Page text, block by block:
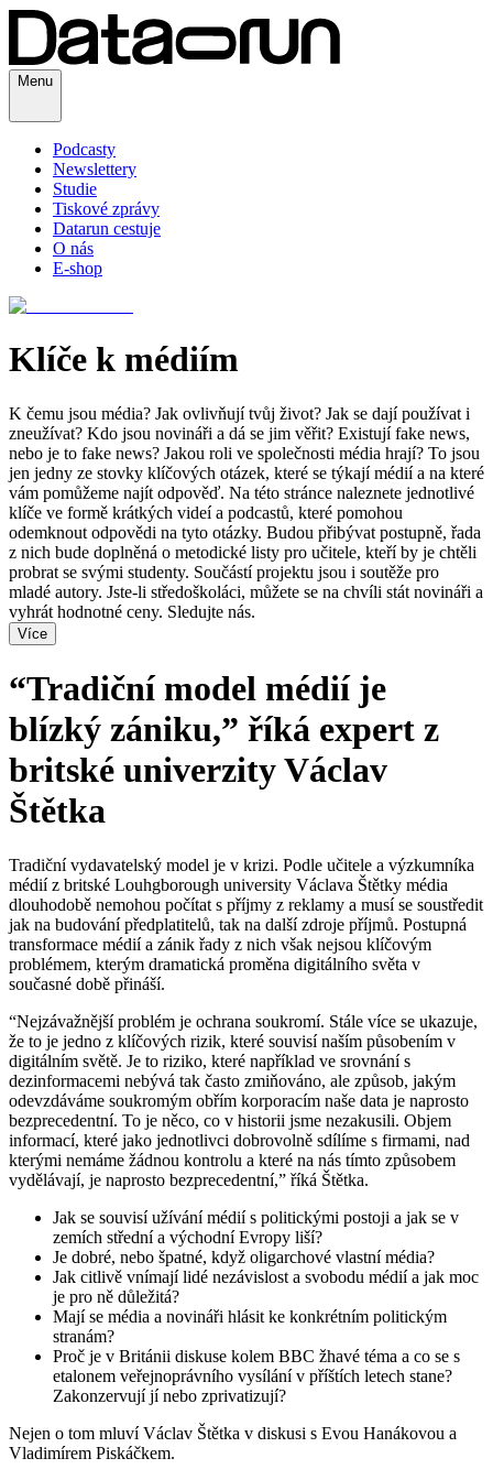
Menu
Podcasty
Newslettery
Studie
Tiskové zprávy
Datarun cestuje
O nás
E-shop
Klíče k médiím
K čemu jsou média? Jak ovlivňují tvůj život? Jak se dají používat i
zneužívat? Kdo jsou novináři a dá se jim věřit? Existují fake news,
nebo je to fake news? Jakou roli ve společnosti média hrají? To jsou
jen jedny ze stovky klíčových otázek, které se týkají médií a na které
vám pomůžeme najít odpověď. Na této stránce naleznete jednotlivé
klíče ve formě krátkých videí a podcastů, které pomohou
odemknout odpovědi na tyto otázky. Budou přibývat postupně, řada
z nich bude doplněná o metodické listy pro učitele, kteří by je chtěli
probrat se svými studenty. Součástí projektu jsou i soutěže pro
mladé autory. Jste-li středoškoláci, můžete se na chvíli stát novináři a
vyhrát hodnotné ceny. Sledujte nás.
Více
“Tradiční model médií je
blízký zániku,” říká expert z
britské univerzity Václav
Štětka
Tradiční vydavatelský model je v krizi. Podle učitele a výzkumníka
médií z britské Louhgborough university Václava Štětky média
dlouhodobě nemohou počítat s příjmy z reklamy a musí se soustředit
jak na budování předplatitelů, tak na další zdroje příjmů. Postupná
transformace médií a zánik řady z nich však nejsou klíčovým
problémem, kterým dramatická proměna digitálního světa v
současné době přináší.
“Nejzávažnější problém je ochrana soukromí. Stále více se ukazuje,
že to je jedno z klíčových rizik, které souvisí naším působením v
digitálním světě. Je to riziko, které například ve srovnání s
dezinformacemi nebývá tak často zmiňováno, ale způsob, jakým
odevzdáváme soukromým obřím korporacím naše data je naprosto
bezprecedentní. To je něco, co v historii jsme nezakusili. Objem
informací, které jako jednotlivci dobrovolně sdílíme s firmami, nad
kterými nemáme žádnou kontrolu a které na nás tímto způsobem
vydělávají, je naprosto bezprecedentní,” říká Štětka.
Jak se souvisí užívání médií s politickými postoji a jak se v
zemích střední a východní Evropy liší?
Je dobré, nebo špatné, když oligarchové vlastní média?
Jak citlivě vnímají lidé nezávislost a svobodu médií a jak moc
je pro ně důležitá?
Mají se média a novináři hlásit ke konkrétním politickým
stranám?
Proč je v Británii diskuse kolem BBC žhavé téma a co se s
etalonem veřejnoprávního vysílání v příštích letech stane?
Zakonzervují jí nebo zprivatizují?
Nejen o tom mluví Václav Štětka v diskusi s Evou Hanákovou a
Vladimírem Piskáčkem.